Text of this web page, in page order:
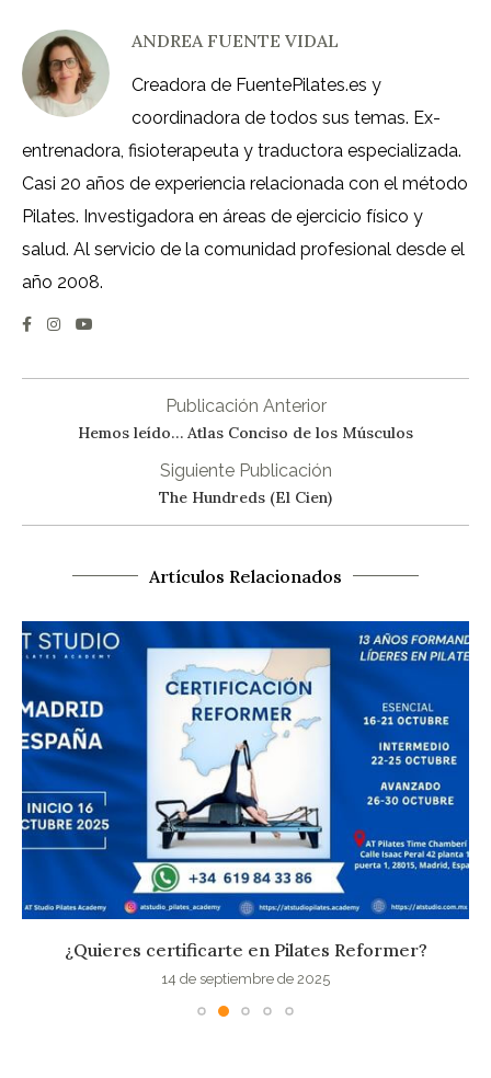
ANDREA FUENTE VIDAL
Creadora de FuentePilates.es y
coordinadora de todos sus temas. Ex-
entrenadora, fisioterapeuta y traductora especializada.
Casi 20 años de experiencia relacionada con el método
Pilates. Investigadora en áreas de ejercicio físico y
salud. Al servicio de la comunidad profesional desde el
año 2008.
Publicación Anterior
Hemos leído… Atlas Conciso de los Músculos
Siguiente Publicación
The Hundreds (El Cien)
Artículos Relacionados
¿Quieres certificarte en Pilates Reformer?
14 de septiembre de 2025